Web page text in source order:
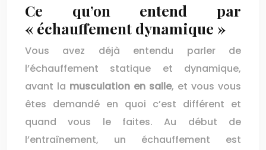
Ce qu’on entend par
« échauffement dynamique »
Vous avez déjà entendu parler de
l’échauffement statique et dynamique,
avant la musculation en salle, et vous vous
êtes demandé en quoi c’est différent et
quand vous le faites. Au début de
l’entraînement, un échauffement est